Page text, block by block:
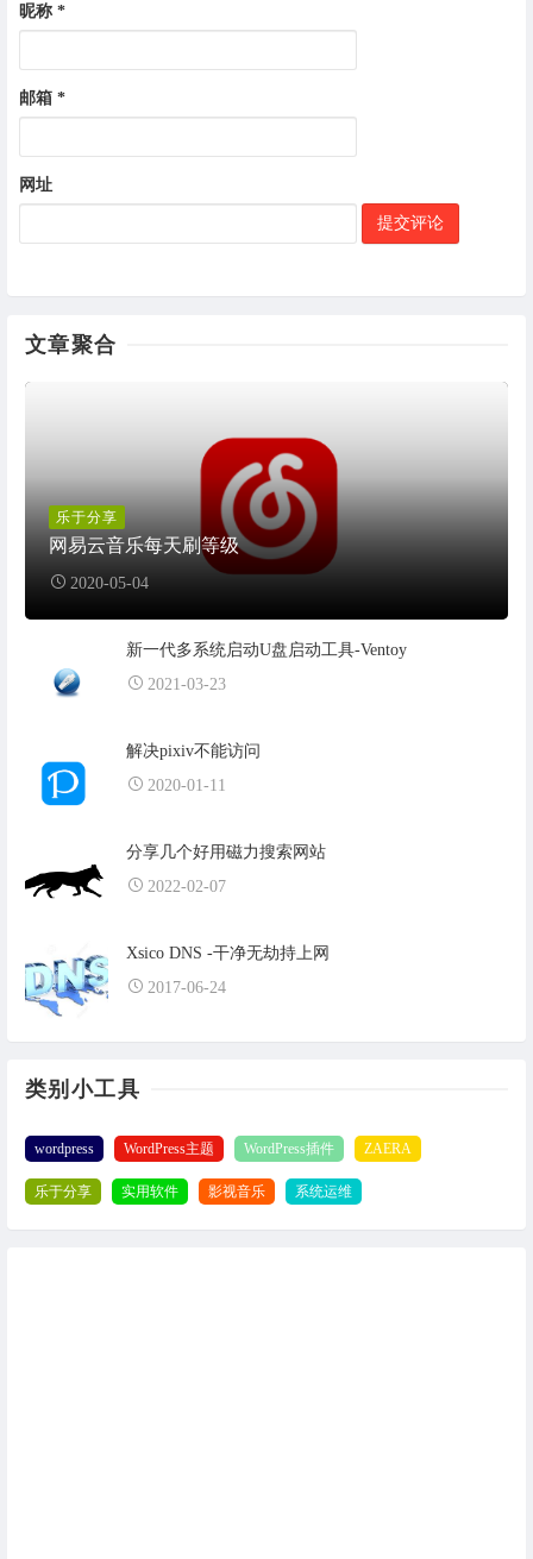
昵称 *
邮箱 *
网址
文章聚合
乐于分享
网易云音乐每天刷等级
2020-05-04
新一代多系统启动U盘启动工具-Ventoy
2021-03-23
解决pixiv不能访问
2020-01-11
分享几个好用磁力搜索网站
2022-02-07
Xsico DNS -干净无劫持上网
2017-06-24
类别小工具
wordpress WordPress主题 WordPress插件 ZAERA
乐于分享 实用软件 影视音乐 系统运维